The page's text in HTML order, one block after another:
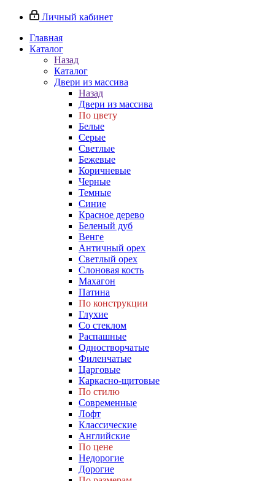
Личный кабинет
Главная
Каталог
Назад
Каталог
Двери из массива
Назад
Двери из массива
По цвету
Белые
Серые
Светлые
Бежевые
Коричневые
Черные
Темные
Синие
Красное дерево
Беленый дуб
Венге
Античный орех
Светлый орех
Слоновая кость
Махагон
Патина
По конструкции
Глухие
Со стеклом
Распашные
Одностворчатые
Филенчатые
Царговые
Каркасно-щитовые
По стилю
Современные
Лофт
Классические
Английские
По цене
Недорогие
Дорогие